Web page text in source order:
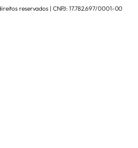
reservados | CNPJ: 17.782.697/0001-00